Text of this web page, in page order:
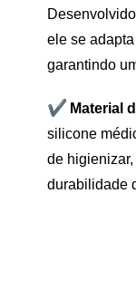
ele se
garantindo
✔ Material
silicone
de
durabilidade